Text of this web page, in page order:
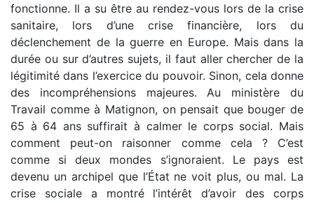
fonctionne. Il a su être au rendez-vous lors de la crise
sanitaire, lors d’une crise financière, lors du
déclenchement de la guerre en Europe. Mais dans la
durée ou sur d’autres sujets, il faut aller chercher de la
légitimité dans l’exercice du pouvoir. Sinon, cela donne
des incompréhensions majeures. Au ministère du
Travail comme à Matignon, on pensait que bouger de
65 à 64 ans suffirait à calmer le corps social. Mais
comment peut-on raisonner comme cela ? C’est
comme si deux mondes s’ignoraient. Le pays est
devenu un archipel que l’État ne voit plus, ou mal. La
crise sociale a montré l’intérêt d’avoir des corps